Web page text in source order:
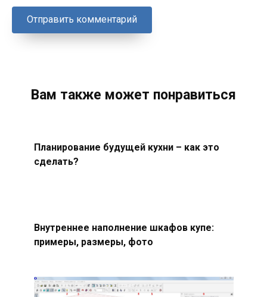
Вам также может понравиться
Планирование будущей кухни – как это
сделать?
Внутреннее наполнение шкафов купе:
примеры, размеры, фото